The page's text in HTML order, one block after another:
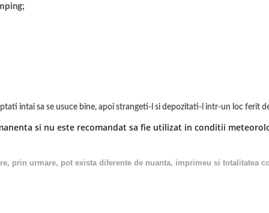
intai sa se usuce bine, apoi strangeti-l si depozitati-l intr-un loc ferit
si nu este recomandat sa fie utilizat in conditii
prin urmare, pot exista diferente de nuanta, imprimeu si totalitatea